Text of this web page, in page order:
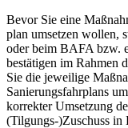
Bevor Sie eine
plan umsetzen wollen,
oder beim BAFA bzw.
bestätigen im Rahmen
Sie die jeweilige
Sanierungs­fahr­plans
korrekter Umsetzung
(Tilgungs-)­Zuschuss in